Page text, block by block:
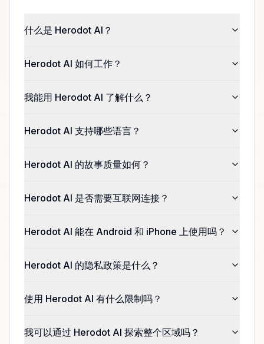
什么是 Herodot AI？
Herodot AI 如何工作？
我能用 Herodot AI 了解什么？
Herodot AI 支持哪些语言？
Herodot AI 的故事质量如何？
Herodot AI 是否需要互联网连接？
Herodot AI 能在 Android 和 iPhone 上使用吗？
Herodot AI 的隐私政策是什么？
使用 Herodot AI 有什么限制吗？
我可以通过 Herodot AI 探索整个区域吗？